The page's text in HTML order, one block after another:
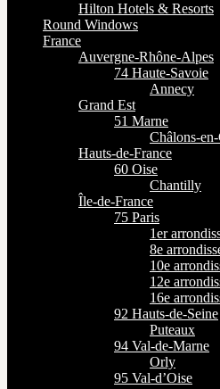
Hilton Hotels & Resorts
Round Windows
France
Auvergne-Rhône-Alpes
74 Haute-Savoie
Annecy
Grand Est
51 Marne
Châlons-
Hauts-de-France
60 Oise
Chantilly
Île-de-France
75 Paris
1er
8e
10e
12e
16e
92 Hauts-de-Seine
Puteaux
94 Val-de-Marne
Orly
95 Val-d’Oise